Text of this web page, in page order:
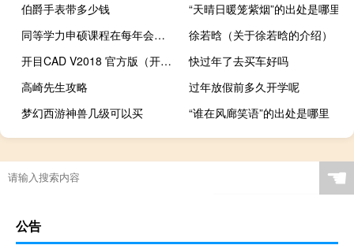
伯爵手表带多少钱
“天晴日暖笼紫烟”的出处是哪里
同等学力申硕课程在每年会有两次开学时间吗
徐若晗（关于徐若晗的介绍）
开目CAD V2018 官方版（开目CAD V2018 官方版功能简介）
快过年了去买车好吗
高崎先生攻略
过年放假前多久开学呢
梦幻西游神兽几级可以买
“谁在风廊笑语”的出处是哪里
☚
公告